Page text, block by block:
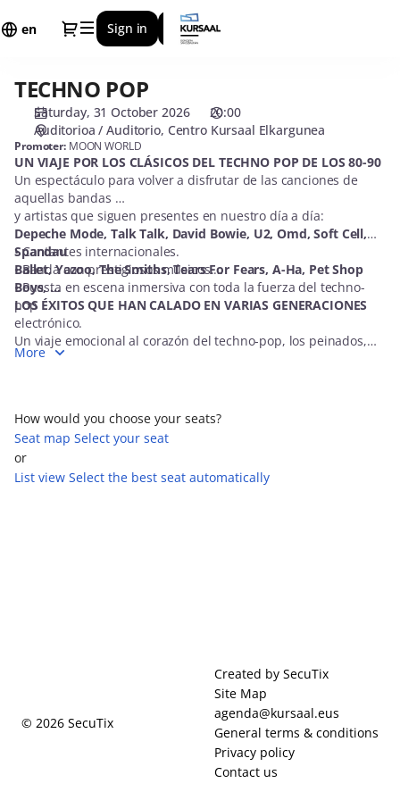
en Dialog
Sign in Register
selection
Elkargunea
31.10.2026
20:00
TECHNO
POP]
Centro
Kursaal
TECHNO
POP
TECHNO POP
Saturday, 31 October 2026
20:00
Auditorioa / Auditorio Centro Kursaal Elkargunea
Promoter: MOON WORLD
UN VIAJE POR LOS CLÁSICOS DEL TECHNO POP DE LOS 80-90
Un espectáculo para volver a disfrutar de las canciones de
aquellas bandas
y artistas que siguen presentes en nuestro día a día:
Depeche Mode, Talk Talk, David Bowie, U2, Omd, Soft Cell,
Spandau
Ballet, Yazoo, The Smiths, Tears For Fears, A-Ha, Pet Shop
Boys, …
• Cantantes internacionales.
• Banda con prestigiosos músicos.
• Puesta en escena inmersiva con toda la fuerza del techno-
pop
electrónico.
LOS ÉXITOS QUE HAN CALADO EN VARIAS GENERACIONES
Un viaje emocional al corazón del techno-pop, los peinados,
los vaqueros
y los maxi-singles con aquellas canciones que nos hicieron
bailar, sentir y
vivir con intensidad. Un encuentro con la música, la estética,
las modas, las
tendencias, las interminables noches que nos enamoraron y
More
How would you choose your seats?
Seat map Select your seat
or
List view Select the best seat automatically
© 2026 SecuTix
Created by SecuTix
Site Map
agenda@kursaal.eus
General terms & conditions
Privacy policy
Contact us